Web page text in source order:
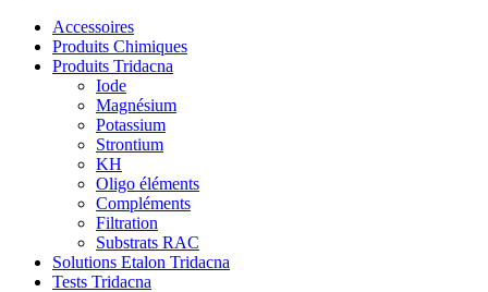
Accessoires
Produits Chimiques
Produits Tridacna
Iode
Magnésium
Potassium
Strontium
KH
Oligo éléments
Compléments
Filtration
Substrats RAC
Solutions Etalon Tridacna
Tests Tridacna